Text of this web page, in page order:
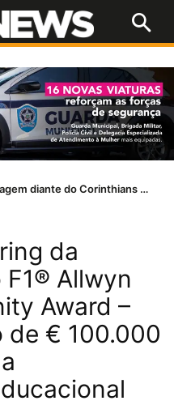
Inter defende vantagem diante do Corinthians e busca vaga nas quartas da Copa do Brasil
da
Allwyn
Award –
de € 100.000